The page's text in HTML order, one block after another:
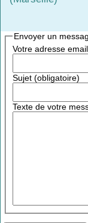
Envoyer un
Votre adresse
Sujet (obligatoire)
Texte de votre